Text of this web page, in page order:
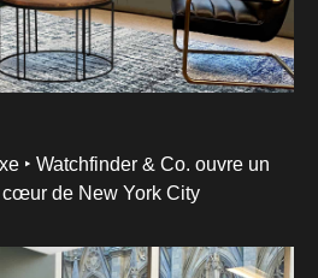
‣ Watchfinder & Co. ouvre un
de New York City